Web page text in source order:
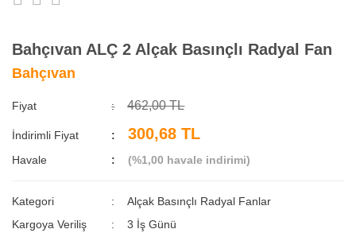
Bahçıvan ALÇ 2 Alçak Basınçlı Radyal Fan
Bahçıvan
Fiyat 462,00 TL
İndirimli Fiyat 300,68 TL
Havale (%1,00 havale indirimi)
Kategori
Alçak Basınçlı Radyal Fanlar
Kargoya Veriliş
3 İş Günü